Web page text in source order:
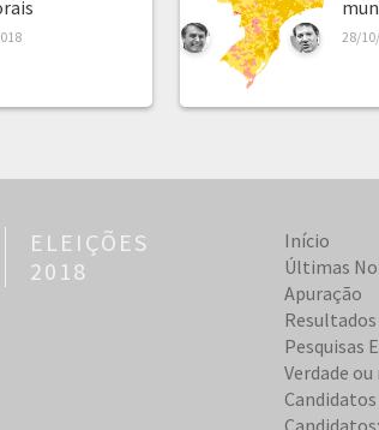
28/
ELEIÇÕES
2018
Início
Últimas
Apuração
Pesquisas
Verdade
Candidatos